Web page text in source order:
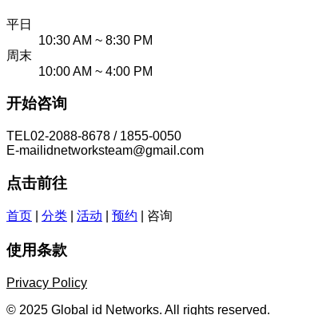
平日
10:30 AM ~ 8:30 PM
周末
10:00 AM ~ 4:00 PM
开始咨询
TEL02-2088-8678 / 1855-0050
E-mail idnetworksteam@gmail.com
点击前往
首页 分类 活动 预约 咨询
使用条款
Privacy Policy
© 2025 Global id Networks. All rights reserved.